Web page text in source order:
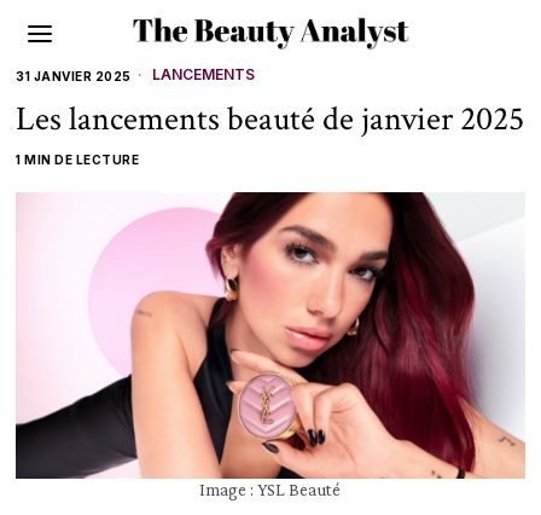
31 JANVIER 2025 LANCEMENTS
Les lancements beauté de janvier 2025
1 MIN DE LECTURE
Image : YSL Beauté